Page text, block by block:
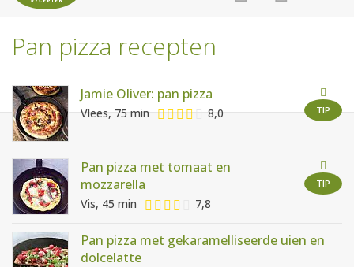
AANMELDEN
HOME
RECEPTEN
WEEKMENU'S
Pan pizza recepten
TIP
Jamie Oliver: pan pizza
Vlees, 75 min 8,0
TIP
Pan pizza met tomaat en
mozzarella
Vis, 45 min 7,8
Pan pizza met gekaramelliseerde uien en
dolcelatte